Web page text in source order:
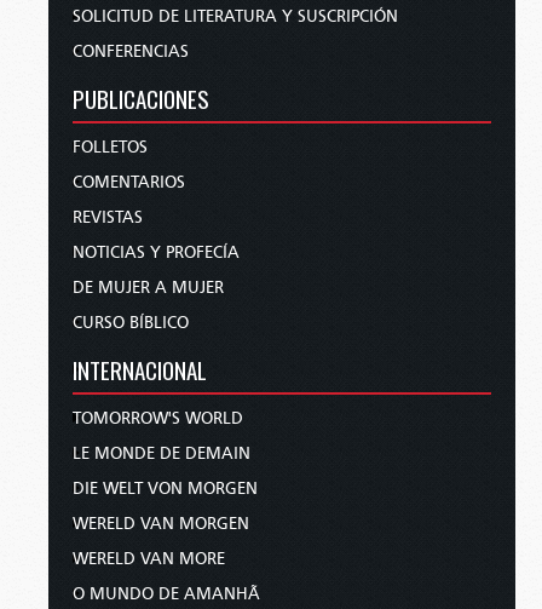
SOLICITUD DE LITERATURA Y SUSCRIPCIÓN
CONFERENCIAS
PUBLICACIONES
FOLLETOS
COMENTARIOS
REVISTAS
NOTICIAS Y PROFECÍA
DE MUJER A MUJER
CURSO BÍBLICO
INTERNACIONAL
TOMORROW'S WORLD
LE MONDE DE DEMAIN
DIE WELT VON MORGEN
WERELD VAN MORGEN
WERELD VAN MORE
O MUNDO DE AMANHÃ